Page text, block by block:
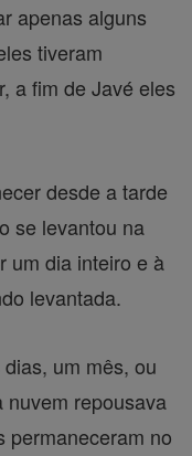
apenas alguns
tiveram
a fim de Javé eles
desde a tarde
se levantou na
um dia inteiro e à
levantada.
um mês, ou
nuvem repousava
permaneceram no